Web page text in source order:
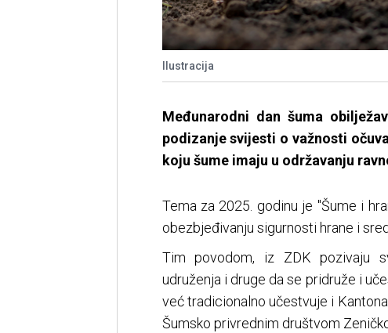
Ilustracija
Međunarodni dan šuma
podizanje svijesti o važnosti
koju šume imaju u održavanju
Tema za 2025. godinu je "Šume i
obezbjeđivanju sigurnosti hrane i
Tim povodom, iz ZDK pozivaju
udruženja i druge da se pridruže i
već tradicionalno učestvuje i
Šumsko privrednim društvom